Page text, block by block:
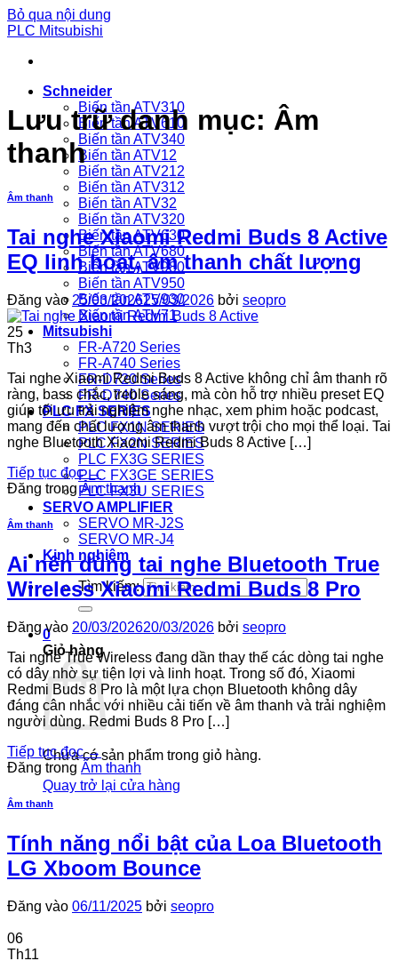
Bỏ qua nội dung
PLC Mitsubishi
Schneider
Biến tần ATV310
Biến tần ATV610
Biến tần ATV340
Biến tần ATV12
Biến tần ATV212
Biến tần ATV312
Biến tần ATV32
Biến tần ATV320
Biến tần ATV630
Biến tần ATV680
Biến tần ATV980
Biến tần ATV950
Biến tần ATV930
Biến tần ATV71
Mitsubishi
FR-A720 Series
FR-A740 Series
FR-D720 Series
FR-D740 Series
PLC FX SERIES
PLC FX1N SERIES
PLC FX2N SERIES
PLC FX3G SERIES
PLC FX3GE SERIES
PLC FX3U SERIES
SERVO AMPLIFIER
SERVO MR-J2S
SERVO MR-J4
Kinh nghiệm
Tìm kiếm:
0
Giỏ hàng
Chưa có sản phẩm trong giỏ hàng.
Quay trở lại cửa hàng
Lưu trữ danh mục: Âm
thanh
Âm thanh
Tai nghe Xiaomi Redmi Buds 8 Active
EQ linh hoạt, âm thanh chất lượng
Đăng vào 25/03/202625/03/2026 bởi seopro
25
Th3
Tai nghe Xiaomi Redmi Buds 8 Active không chỉ âm thanh rõ
ràng, bass chắc, treble sáng, mà còn hỗ trợ nhiều preset EQ
giúp tối ưu trải nghiệm nghe nhạc, xem phim hoặc podcast,
mang đến chất lượng âm thanh vượt trội cho mọi thể loại. Tai
nghe Bluetooth Xiaomi Redmi Buds 8 Active […]
Tiếp tục đọc→
Đăng trongÂm thanh
Âm thanh
Ai nên dùng tai nghe Bluetooth True
Wireless Xiaomi Redmi Buds 8 Pro
Đăng vào 20/03/202620/03/2026 bởi seopro
Tai nghe True Wireless đang dần thay thế các dòng tai nghe
có dây nhờ sự tiện lợi và linh hoạt. Trong số đó, Xiaomi
Redmi Buds 8 Pro là một lựa chọn Bluetooth không dây
đáng cân nhắc với nhiều cải tiến về âm thanh và trải nghiệm
người dùng. Redmi Buds 8 Pro […]
Tiếp tục đọc→
Đăng trong Âm thanh
Âm thanh
Tính năng nổi bật của Loa Bluetooth
LG Xboom Bounce
Đăng vào 06/11/2025 bởi seopro
06
Th11